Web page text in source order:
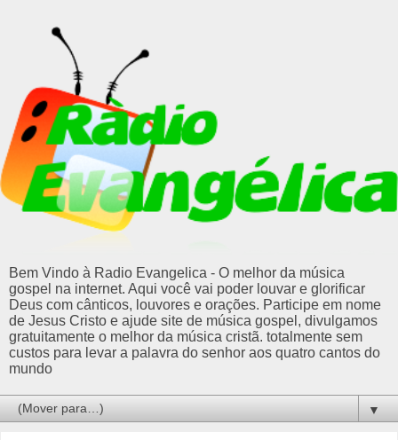
Bem Vindo à Radio Evangelica - O melhor da música
gospel na internet. Aqui você vai poder louvar e glorificar
Deus com cânticos, louvores e orações. Participe em nome
de Jesus Cristo e ajude site de música gospel, divulgamos
gratuitamente o melhor da música cristã. totalmente sem
custos para levar a palavra do senhor aos quatro cantos do
mundo
▼